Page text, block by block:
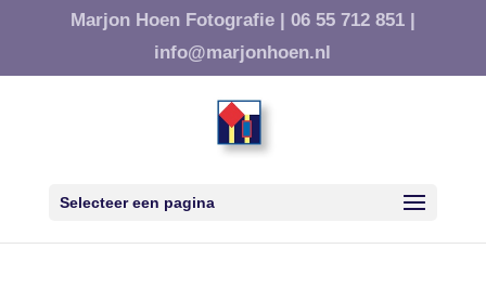
Marjon Hoen Fotografie | 06 55 712 851 |
info@marjonhoen.nl
Selecteer een pagina